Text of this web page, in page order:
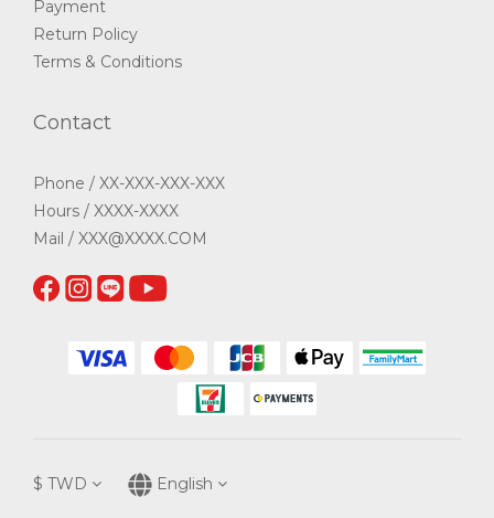
Payment
Return Policy
Terms & Conditions
Contact
Phone / XX-XXX-XXX-XXX
Hours / XXXX-XXXX
Mail / XXX@XXXX.COM
$ TWD English